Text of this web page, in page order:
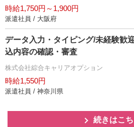
時給1,750円～1,900円
派遣社員 / 大阪府
データ入力・タイピング/未経験歓
込内容の確認・審査
株式会社綜合キャリアオプション
時給1,550円
派遣社員 / 神奈川県
続きはこ